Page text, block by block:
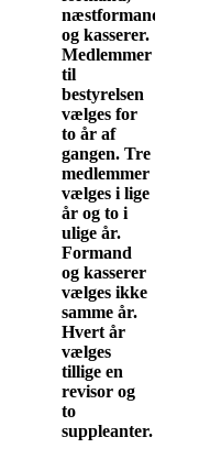
næstformand
og kasserer.
Medlemmer
til
bestyrelsen
vælges for
to år af
gangen. Tre
medlemmer
vælges i lige
år og to i
ulige år.
Formand
og kasserer
vælges ikke
samme år.
Hvert år
vælges
tillige en
revisor og
to
suppleanter.